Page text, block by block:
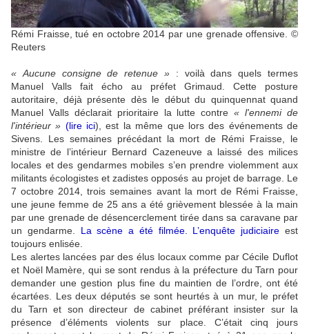
Rémi Fraisse, tué en octobre 2014 par une grenade offensive. ©
Reuters
« Aucune consigne de retenue » : voilà dans quels termes
Manuel Valls fait écho au préfet Grimaud. Cette posture
autoritaire, déjà présente dès le début du quinquennat quand
Manuel Valls déclarait prioritaire la lutte contre« l'ennemi de
l'intérieur » (lire ici), est la même que lors des événements de
Sivens. Les semaines précédant la mort de Rémi Fraisse, le
ministre de l’intérieur Bernard Cazeneuve a laissé des milices
locales et des gendarmes mobiles s’en prendre violemment aux
militants écologistes et zadistes opposés au projet de barrage. Le
7 octobre 2014, trois semaines avant la mort de Rémi Fraisse,
une jeune femme de 25 ans a été grièvement blessée à la main
par une grenade de désencerclement tirée dans sa caravane par
un gendarme.
La scène a été filmée. L’enquête judiciaireest
toujours enlisée.
Les alertes lancées par des élus locaux comme par Cécile Duflot
et Noël Mamère, qui se sont rendus à la préfecture du Tarn pour
demander une gestion plus fine du maintien de l’ordre, ont été
écartées. Les deux députés se sont heurtés à un mur, le préfet
du Tarn et son directeur de cabinet préférant insister sur la
présence d’éléments violents sur place. C’était cinq jours